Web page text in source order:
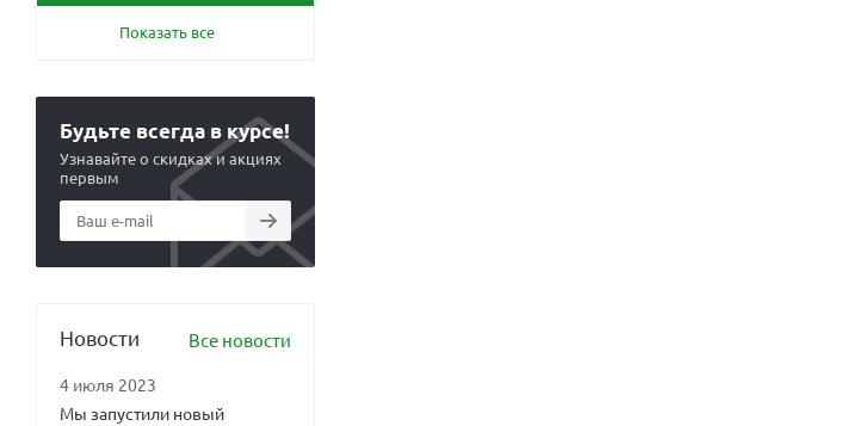
Показать все
Будьте всегда в курсе!
Узнавайте о скидках и акциях
первым
Новости Все новости
4 июля 2023
Мы запустили новый